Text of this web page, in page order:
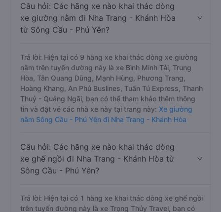
Câu hỏi: Các hãng xe nào khai thác dòng
xe giường nằm đi Nha Trang - Khánh Hòa
từ Sông Cầu - Phú Yên?
Trả lời: Hiện tại có 9 hãng xe khai thác dòng xe giường
nằm trên tuyến đường này là xe Bình Minh Tải, Trung
Hòa, Tân Quang Dũng, Mạnh Hùng, Phương Trang,
Hoàng Khang, An Phú Buslines, Tuấn Tú Express, Thanh
Thuỷ - Quảng Ngãi, bạn có thể tham khảo thêm thông
tin và đặt vé các nhà xe này tại trang này: Xe giường
nằm Sông Cầu - Phú Yên đi Nha Trang - Khánh Hòa
Câu hỏi: Các hãng xe nào khai thác dòng
xe ghế ngồi đi Nha Trang - Khánh Hòa từ
Sông Cầu - Phú Yên?
Trả lời: Hiện tại có 1 hãng xe khai thác dòng xe ghế ngồi
trên tuyến đường này là xe Trọng Thủy Travel, bạn có